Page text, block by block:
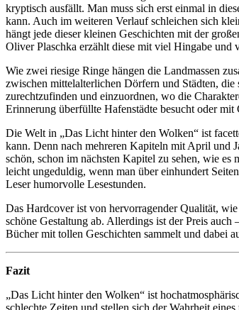
kryptisch ausfällt. Man muss sich erst einmal in
kann. Auch im weiteren Verlauf schleichen sich
hängt jede dieser kleinen Geschichten mit der
Oliver Plaschka erzählt diese mit viel Hingabe und
Wie zwei riesige Ringe hängen die Landmassen
zwischen mittelalterlichen Dörfern und Städten,
zurechtzufinden und einzuordnen, wo die
Erinnerung überfüllte Hafenstädte besucht oder
Die Welt in „Das Licht hinter den Wolken“ ist
kann. Denn nach mehreren Kapiteln mit April und
schön, schon im nächsten Kapitel zu sehen, wie
leicht ungeduldig, wenn man über einhundert
Leser humorvolle Lesestunden.
Das Hardcover ist von hervorragender Qualität,
schöne Gestaltung ab. Allerdings ist der Preis
Bücher mit tollen Geschichten sammelt und dabei
Fazit
„Das Licht hinter den Wolken“ ist
schlechte Zeiten und stellen sich der Wahrheit